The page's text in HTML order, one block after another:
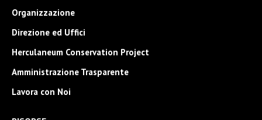
in
window
in
window
in
window
Organizzazione
Direzione ed Uffici
Herculaneum Conservation Project
Amministrazione Trasparente
Lavora con Noi